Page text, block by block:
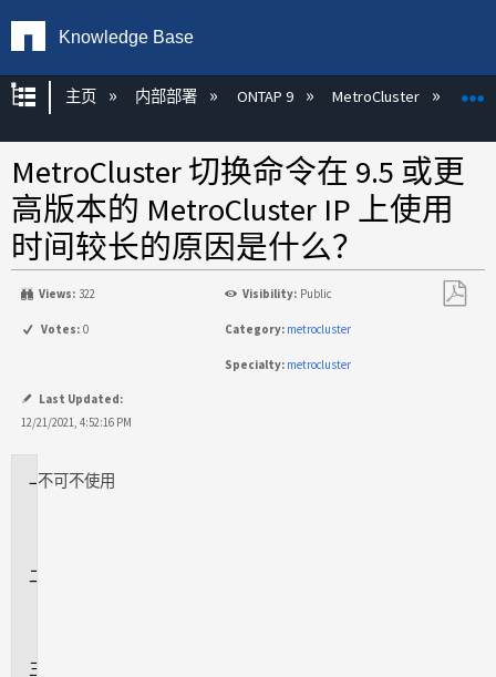
Knowledge Base
扩展/隐缩全局层次
主页 内部部署 ONTAP 9 MetroCluster
MetroCluster 切换命令在 9.5 或更
高版本的 MetroCluster IP 上使用
时间较长的原因是什么？
Views: 322 Visibility: Public
Votes: 0 Category: metrocluster
Specialty: metrocluster
Last Updated:
12/21/2021, 4:52:16 PM
适
不可不使用